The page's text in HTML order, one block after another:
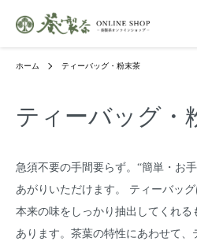
ホーム ティーバッグ・粉末茶
ティーバッグ・
急須不要の手間要らず。“簡単・お
あがりいただけます。 ティーバッ
本来の味をしっかり抽出してくれ
あります。茶葉の特性にあわせて、